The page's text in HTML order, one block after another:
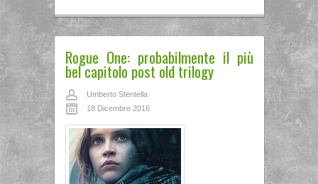
Rogue One: probabilmente il più
bel capitolo post old trilogy
Umberto Stentella
18 Dicembre 2016